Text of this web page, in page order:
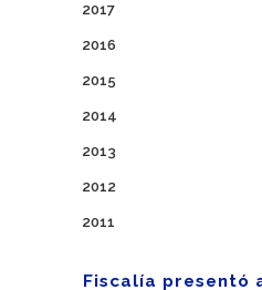
2017
2016
2015
2014
2013
2012
2011
Fiscalía presentó